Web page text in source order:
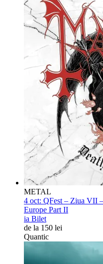
METAL
4 oct: QFest – Ziua VII
Europe Part II
ia Bilet
de la 150 lei
Quantic